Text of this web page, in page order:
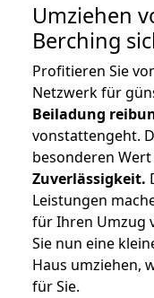
Umziehen
Berching
Profitieren Sie
Netzwerk für
Beiladung
vonstattengeht.
besonderen
Zuverlässigkeit.
Leistungen
für Ihren Umzug
Sie nun eine
Haus umziehen,
für Sie.